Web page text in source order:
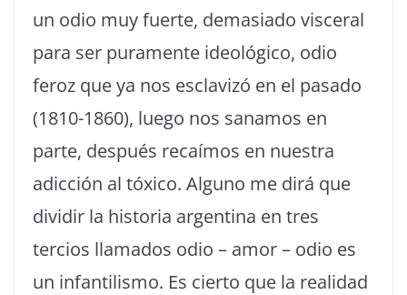
un odio muy fuerte, demasiado visceral
para ser puramente ideológico, odio
feroz que ya nos esclavizó en el pasado
(1810-1860), luego nos sanamos en
parte, después recaímos en nuestra
adicción al tóxico. Alguno me dirá que
dividir la historia argentina en tres
tercios llamados odio – amor – odio es
un infantilismo. Es cierto que la realidad